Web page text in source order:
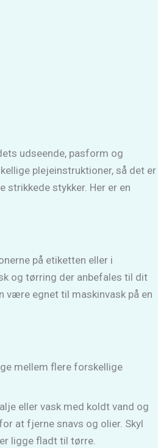
udseende, pasform og
plejeinstruktioner, så det er
stykker. Her er en
på etiketten eller i
og tørring der anbefales til dit
være egnet til maskinvask på en
mellem flere forskellige
eller vask med koldt vand og
at fjerne snavs og olier. Skyl
ligge fladt til tørre.